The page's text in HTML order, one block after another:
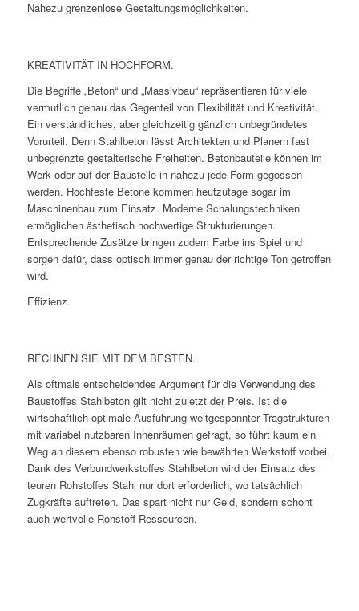
Nahezu grenzenlose Gestaltungsmöglichkeiten.
KREATIVITÄT IN HOCHFORM.
Die Begriffe „Beton“ und „Massivbau“ repräsentieren für viele
vermutlich genau das Gegenteil von Flexibilität und Kreativität.
Ein verständliches, aber gleichzeitig gänzlich unbegründetes
Vorurteil. Denn Stahlbeton lässt Architekten und Planern fast
unbegrenzte gestalterische Freiheiten. Betonbauteile können im
Werk oder auf der Baustelle in nahezu jede Form gegossen
werden. Hochfeste Betone kommen heutzutage sogar im
Maschinenbau zum Einsatz. Moderne Schalungstechniken
ermöglichen ästhetisch hochwertige Strukturierungen.
Entsprechende Zusätze bringen zudem Farbe ins Spiel und
sorgen dafür, dass optisch immer genau der richtige Ton getroffen
wird.
Effizienz.
RECHNEN SIE MIT DEM BESTEN.
Als oftmals entscheidendes Argument für die Verwendung des
Baustoffes Stahlbeton gilt nicht zuletzt der Preis. Ist die
wirtschaftlich optimale Ausführung weitgespannter Tragstrukturen
mit variabel nutzbaren Innenräumen gefragt, so führt kaum ein
Weg an diesem ebenso robusten wie bewährten Werkstoff vorbei.
Dank des Verbundwerkstoffes Stahlbeton wird der Einsatz des
teuren Rohstoffes Stahl nur dort erforderlich, wo tatsächlich
Zugkräfte auftreten. Das spart nicht nur Geld, sondern schont
auch wertvolle Rohstoff-Ressourcen.